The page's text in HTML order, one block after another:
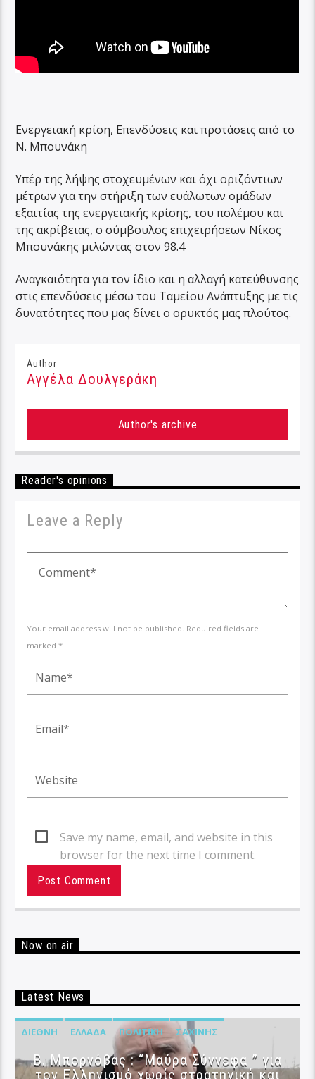
Ενεργειακή κρίση, Επενδύσεις και προτάσεις από το
Ν. Μπουνάκη
Υπέρ της λήψης στοχευμένων και όχι οριζόντιων
μέτρων για την στήριξη των ευάλωτων ομάδων
εξαιτίας της ενεργειακής κρίσης, του πολέμου και
της ακρίβειας, ο σύμβουλος επιχειρήσεων Νίκος
Μπουνάκης μιλώντας στον 98.4
Αναγκαιότητα για τον ίδιο και η αλλαγή κατεύθυνσης
στις επενδύσεις μέσω του Ταμείου Ανάπτυξης με τις
δυνατότητες που μας δίνει ο ορυκτός μας πλούτος.
Author
Αγγέλα Δουλγεράκη
Author's archive
Reader's opinions
Leave a Reply
Your email address will not be published. Required fields are
marked *
Save my name, email, and website in this
browser for the next time I comment.
Now on air
Latest News
ΔΙΕΘΝΉ ΕΛΛΆΔΑ ΠΟΛΙΤΙΚΉ ΣΑΧΊΝΗΣ
B. Μπορνόβας : “Μαύρα Σύννεφα ” για
τον Ελληνισμό χωρίς στρατηγική και